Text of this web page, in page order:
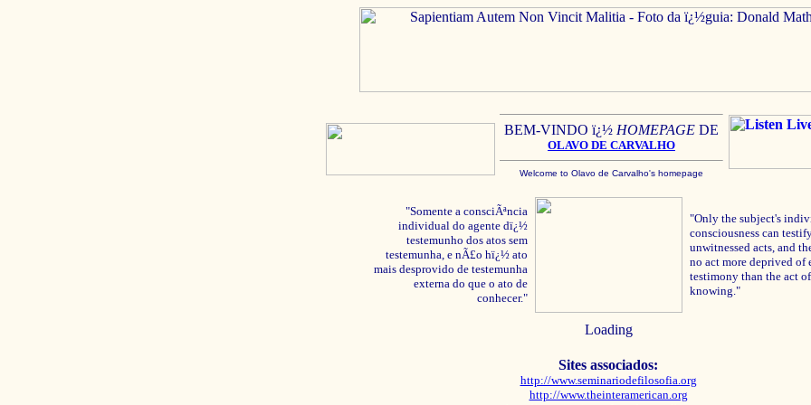
BEM-VINDO ï¿½ HOMEPAGE DE
OLAVO DE CARVALHO
Welcome to Olavo de Carvalho's homepage
"Somente a consciÃªncia
individual do agente dï¿½
testemunho dos atos sem
testemunha, e nÃ£o hï¿½ ato
mais desprovido de testemunha
externa do que o ato de
conhecer."
"Only the subject's
consciousness can
unwitnessed acts, and
no act more deprived of
testimony than the act of
knowing."
Loading
Sites associados:
http://www.seminariodefilosofia.org
http://www.theinteramerican.org